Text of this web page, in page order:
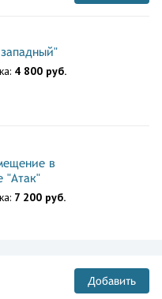
4 800 руб.
в
"Атак"
7 200 руб.
Добавить